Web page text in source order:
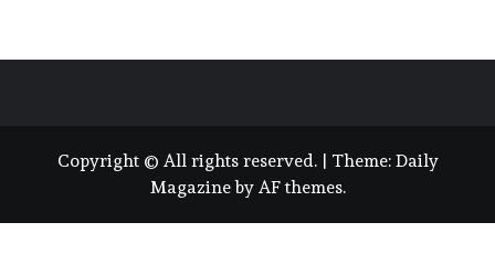
Copyright © All rights reserved. Theme: Daily
Magazineby AF themes.